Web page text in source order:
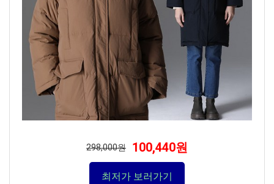
298,000원 100,440원
최저가 보러가기